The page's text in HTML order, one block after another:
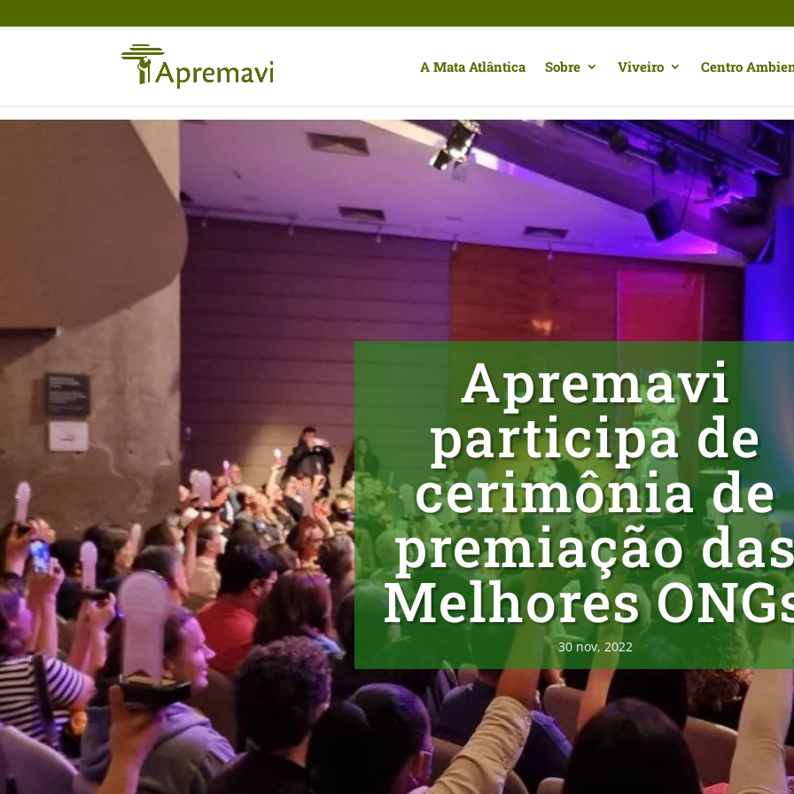
A Mata Atlântica Sobre Viveiro Centro
Apremavi
participa de
cerimônia de
premiação
Melhores
30 nov, 2022